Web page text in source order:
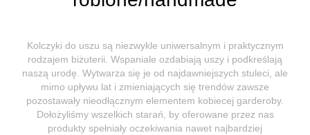
Kolczyki do uszu są niezwykle uniwersalnym i praktycznym
rodzajem biżuterii. Wspaniale ozdabiają uszy i podkreślają
naszą urodę. Wytwarza się je od najdawniejszych stuleci, ale
mimo upływu lat i zmieniających się trendów zawsze
pozostawały nieodłącznym elementem kobiecej garderoby.
Dołożyliśmy wszelkich starań, by oferowane przez nas
produkty spełniały oczekiwania nawet najbardziej